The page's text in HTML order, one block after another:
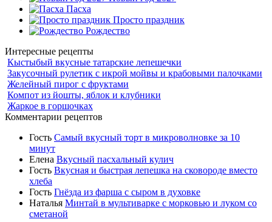
Пасха
Просто праздник
Рождество
Интересные рецепты
Кыстыбый вкусные татарские лепешечки
Закусочный рулетик с икрой мойвы и крабовыми палочками
Желейный пирог с фруктами
Компот из йошты, яблок и клубники
Жаркое в горшочках
Комментарии рецептов
Гость Самый вкусный торт в микроволновке за 10
минут
Елена Вкусный пасхальный кулич
Гость Вкусная и быстрая лепешка на сковороде вместо
хлеба
Гость Гнёзда из фарша с сыром в духовке
Наталья Минтай в мультиварке с морковью и луком со
сметаной